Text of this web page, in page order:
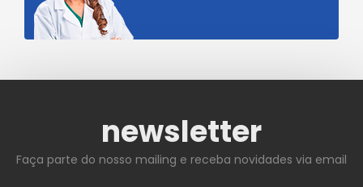
newsletter
Faça parte do nosso mailing e receba novidades via email